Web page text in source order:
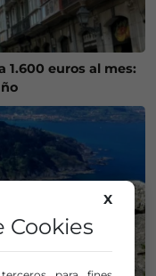
1.600 euros al mes:
X
Cookies